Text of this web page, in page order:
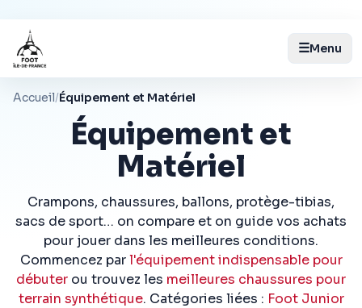
☰Menu
Accueil/Équipement et Matériel
Équipement et
Matériel
Crampons, chaussures, ballons, protège-tibias,
sacs de sport… on compare et on guide vos achats
pour jouer dans les meilleures conditions.
Commencez parl'équipement indispensable pour
débuter ou trouvez les meilleures chaussures pour
terrain synthétique. Catégories liées : Foot Junior